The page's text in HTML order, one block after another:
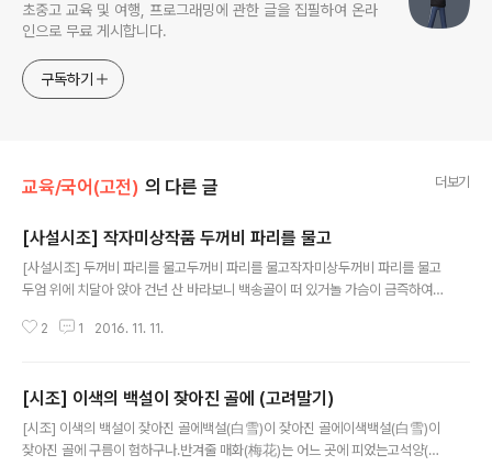
초중고 교육 및 여행, 프로그래밍에 관한 글을 집필하여 온라
인으로 무료 게시합니다.
구독하기
교육/국어(고전) 의 다른 글 더보기
[사설시조] 작자미상작품 두꺼비 파리를 물고
[사설시조] 두꺼비 파리를 물고두꺼비 파리를 물고작자미상두꺼비 파리를 물고
두엄 위에 치달아 앉아 건넌 산 바라보니 백송골이 떠 있거놀 가슴이 금즉하여
라.작가미상조선 후기 주제탐관 오리의 횡포를 풍자 소재두꺼비 갈래사설시조
2 1 2016. 11. 11.
[시조] 이색의 백설이 잦아진 골에 (고려말기)
[시조] 이색의 백설이 잦아진 골에백설(白雪)이 잦아진 골에이색백설(白雪)이
잦아진 골에 구름이 험하구나.반겨줄 매화(梅花)는 어느 곳에 피었는고석양(夕